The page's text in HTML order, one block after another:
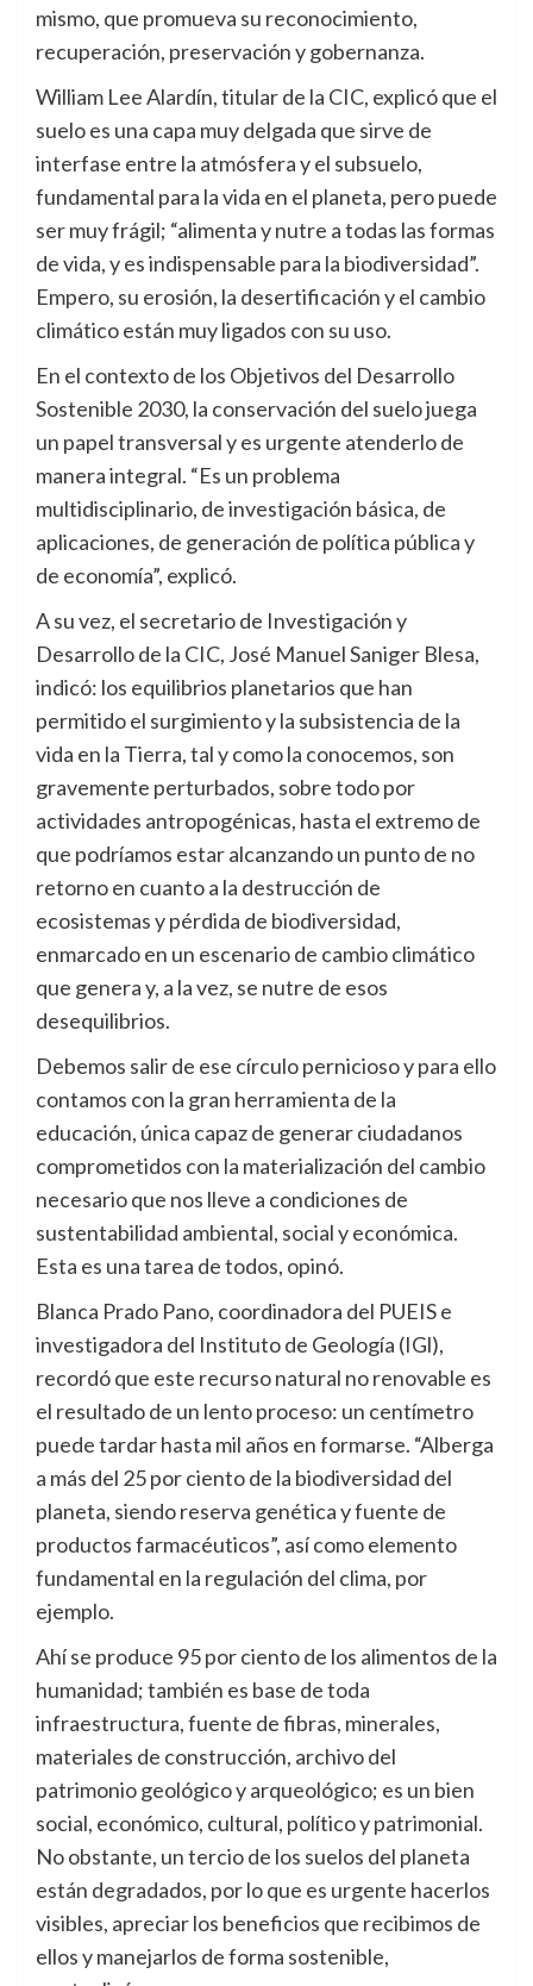
mismo, que promueva su reconocimiento,
recuperación, preservación y gobernanza.
William Lee Alardín, titular de la CIC, explicó que el
suelo es una capa muy delgada que sirve de
interfase entre la atmósfera y el subsuelo,
fundamental para la vida en el planeta, pero puede
ser muy frágil; “alimenta y nutre a todas las formas
de vida, y es indispensable para la biodiversidad”.
Empero, su erosión, la desertificación y el cambio
climático están muy ligados con su uso.
En el contexto de los Objetivos del Desarrollo
Sostenible 2030, la conservación del suelo juega
un papel transversal y es urgente atenderlo de
manera integral. “Es un problema
multidisciplinario, de investigación básica, de
aplicaciones, de generación de política pública y
de economía”, explicó.
A su vez, el secretario de Investigación y
Desarrollo de la CIC, José Manuel Saniger Blesa,
indicó: los equilibrios planetarios que han
permitido el surgimiento y la subsistencia de la
vida en la Tierra, tal y como la conocemos, son
gravemente perturbados, sobre todo por
actividades antropogénicas, hasta el extremo de
que podríamos estar alcanzando un punto de no
retorno en cuanto a la destrucción de
ecosistemas y pérdida de biodiversidad,
enmarcado en un escenario de cambio climático
que genera y, a la vez, se nutre de esos
desequilibrios.
Debemos salir de ese círculo pernicioso y para ello
contamos con la gran herramienta de la
educación, única capaz de generar ciudadanos
comprometidos con la materialización del cambio
necesario que nos lleve a condiciones de
sustentabilidad ambiental, social y económica.
Esta es una tarea de todos, opinó.
Blanca Prado Pano, coordinadora del PUEIS e
investigadora del Instituto de Geología (IGl),
recordó que este recurso natural no renovable es
el resultado de un lento proceso: un centímetro
puede tardar hasta mil años en formarse. “Alberga
a más del 25 por ciento de la biodiversidad del
planeta, siendo reserva genética y fuente de
productos farmacéuticos”, así como elemento
fundamental en la regulación del clima, por
ejemplo.
Ahí se produce 95 por ciento de los alimentos de la
humanidad; también es base de toda
infraestructura, fuente de fibras, minerales,
materiales de construcción, archivo del
patrimonio geológico y arqueológico; es un bien
social, económico, cultural, político y patrimonial.
No obstante, un tercio de los suelos del planeta
están degradados, por lo que es urgente hacerlos
visibles, apreciar los beneficios que recibimos de
ellos y manejarlos de forma sostenible,